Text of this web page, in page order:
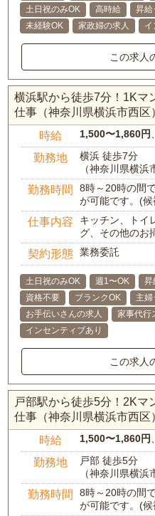
土日祝のみOK 高時給 昇給
未経験OK
家政婦の求人 イ
この求人
横浜駅から徒歩7分！1Kマ
仕事（神奈川県横浜市西区
時給 1,500〜1,860円
勤務地
横浜 徒歩7分
（神奈川県横浜
勤務時間
8時～20時の間
が可能です。(
仕事内容
キッチン、トイ
グ、その他のお
契約形態 業務委託
土日祝のみOK 週1〜OK 昇
資格不要
ブランクOK 主婦
お手伝いさんの求人
家事代行
インセンティブあり
この求人
戸部駅から徒歩5分！2Kマ
仕事（神奈川県横浜市西区
時給 1,500〜1,860円
勤務地
戸部 徒歩5分
（神奈川県横浜
勤務時間
8時～20時の間
が可能です。(